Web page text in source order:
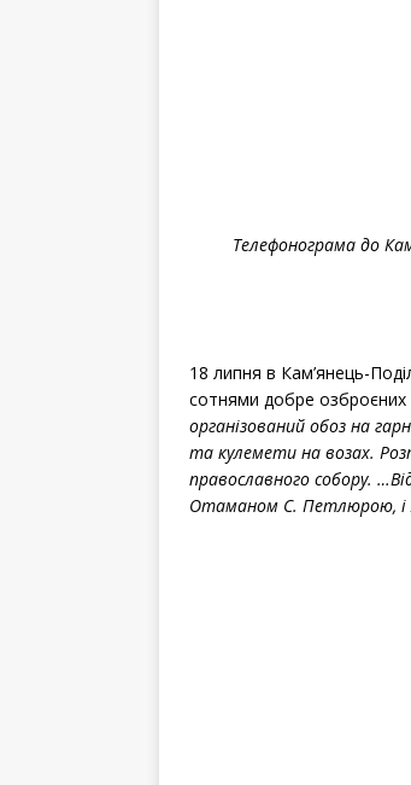
Телефонограма до
18 липня в Кам’янець-
сотнями добре озброєних
організований обоз на
та кулемети на возах.
православного собору.
Отаманом С. Петлюрою, і